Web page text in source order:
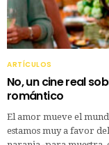
ARTÍCULOS
No, un cine real
romántico
El amor mueve el
estamos muy a favor